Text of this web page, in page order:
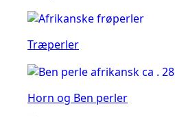
Træperler
Horn og Ben perler